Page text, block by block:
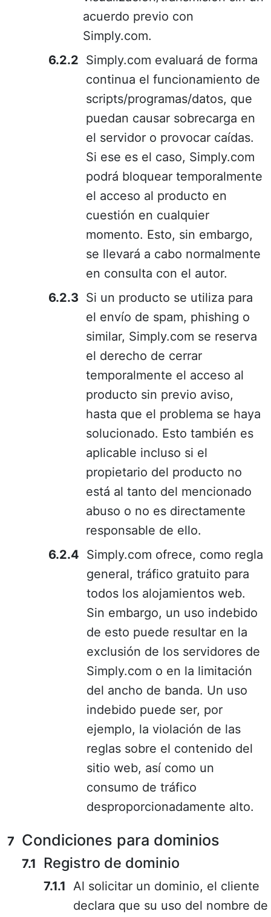
acuerdo previo con
Simply.com.
Simply.com evaluará de forma
continua el funcionamiento de
scripts/programas/datos, que
puedan causar sobrecarga en
el servidor o provocar caídas.
Si ese es el caso, Simply.com
podrá bloquear temporalmente
el acceso al producto en
cuestión en cualquier
momento. Esto, sin embargo,
se llevará a cabo normalmente
en consulta con el autor.
Si un producto se utiliza para
el envío de spam, phishing o
similar, Simply.com se reserva
el derecho de cerrar
temporalmente el acceso al
producto sin previo aviso,
hasta que el problema se haya
solucionado. Esto también es
aplicable incluso si el
propietario del producto no
está al tanto del mencionado
abuso o no es directamente
responsable de ello.
Simply.com ofrece, como regla
general, tráfico gratuito para
todos los alojamientos web.
Sin embargo, un uso indebido
de esto puede resultar en la
exclusión de los servidores de
Simply.com o en la limitación
del ancho de banda. Un uso
indebido puede ser, por
ejemplo, la violación de las
reglas sobre el contenido del
sitio web, así como un
consumo de tráfico
desproporcionadamente alto.
Condiciones para dominios
Registro de dominio
Al solicitar un dominio, el cliente
declara que su uso del nombre de